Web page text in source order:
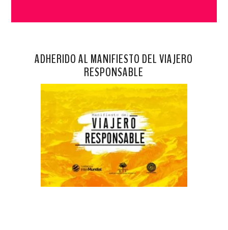
ADHERIDO AL MANIFIESTO DEL VIAJERO
RESPONSABLE